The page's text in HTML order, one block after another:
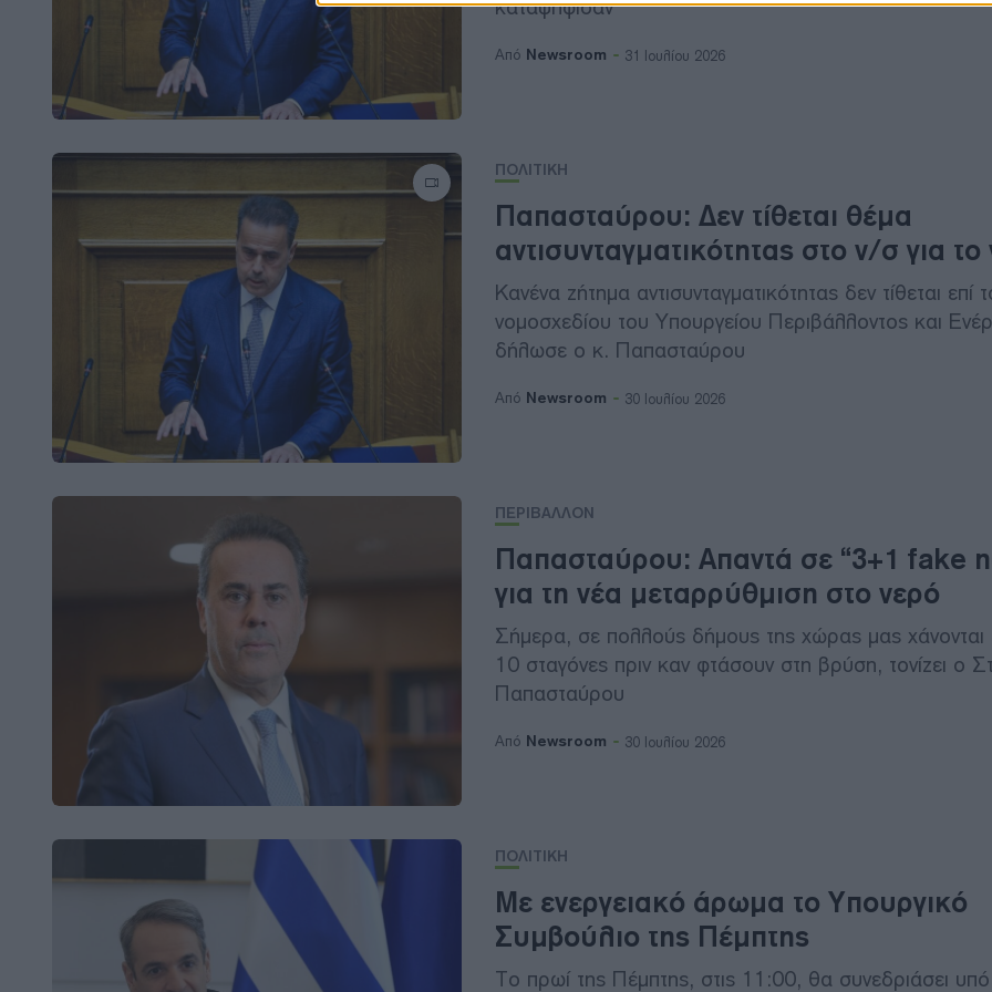
καταψήφισαν
Από Newsroom 31 Ιουλίου 2026
ΠΟΛΙΤΙΚΗ
Παπασταύρου: Δεν τίθεται θέμα
αντισυνταγματικότητας στο ν/σ για το
Κανένα ζήτημα αντισυνταγματικότητας δεν τίθεται επί
νομοσχεδίου του Υπουργείου Περιβάλλοντος και
δήλωσε ο κ. Παπασταύρου
Από Newsroom 30 Ιουλίου 2026
ΠΕΡΙΒΑΛΛΟΝ
Παπασταύρου: Απαντά σε “3+1 fake
για τη νέα μεταρρύθμιση στο νερό
Σήμερα, σε πολλούς δήμους της χώρας μας χάνονται
10 σταγόνες πριν καν φτάσουν στη βρύση, τονίζει ο
Παπασταύρου
Από Newsroom 30 Ιουλίου 2026
ΠΟΛΙΤΙΚΗ
Με ενεργειακό άρωμα το Υπουργικό
Συμβούλιο της Πέμπτης
Το πρωί της Πέμπτης, στις 11:00, θα συνεδριάσει